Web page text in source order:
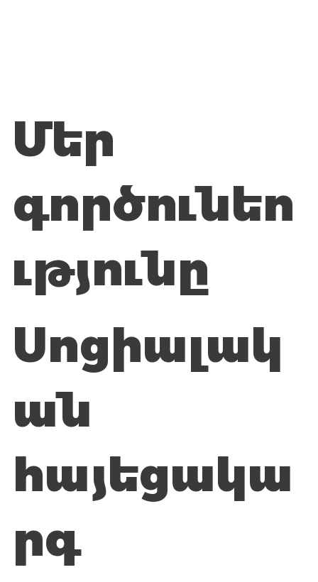
Մեր
գործունեո
ւթյունը
Սոցիալակ
ան
հայեցակա
րգ